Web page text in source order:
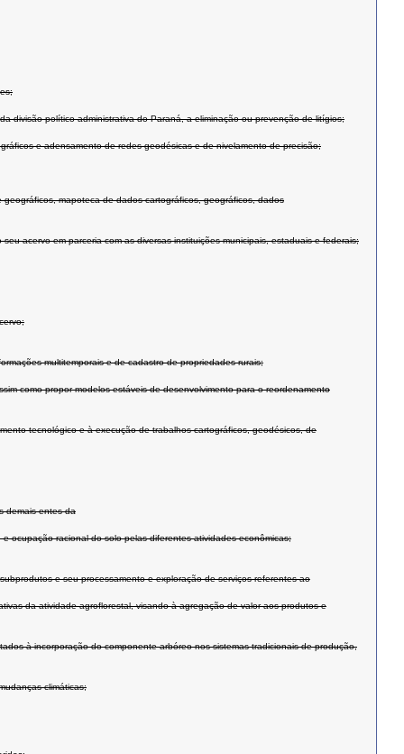
divisão político-administrativa do Paraná, a eliminação ou prevenção de litígios;
e adensamento de redes geodésicas e de nivelamento de precisão;
mapoteca de dados cartográficos, geográficos, dados
acervo em parceria com as diversas instituições municipais, estaduais e federais;
multitemporais e de cadastro de propriedades rurais;
como propor modelos estáveis de desenvolvimento para o reordenamento
tecnológico e à execução de trabalhos cartográficos, geodésicos, de
demais entes da
ocupação racional do solo pelas diferentes atividades econômicas;
e seu processamento e exploração de serviços referentes ao
da atividade agroflorestal, visando à agregação de valor aos produtos e
à incorporação do componente arbóreo nos sistemas tradicionais de produção,
climáticas;